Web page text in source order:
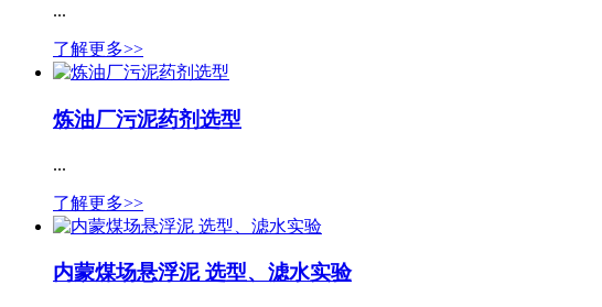
...
了解更多>>
炼油厂污泥药剂选型
...
了解更多>>
内蒙煤场悬浮泥 选型、滤水实验